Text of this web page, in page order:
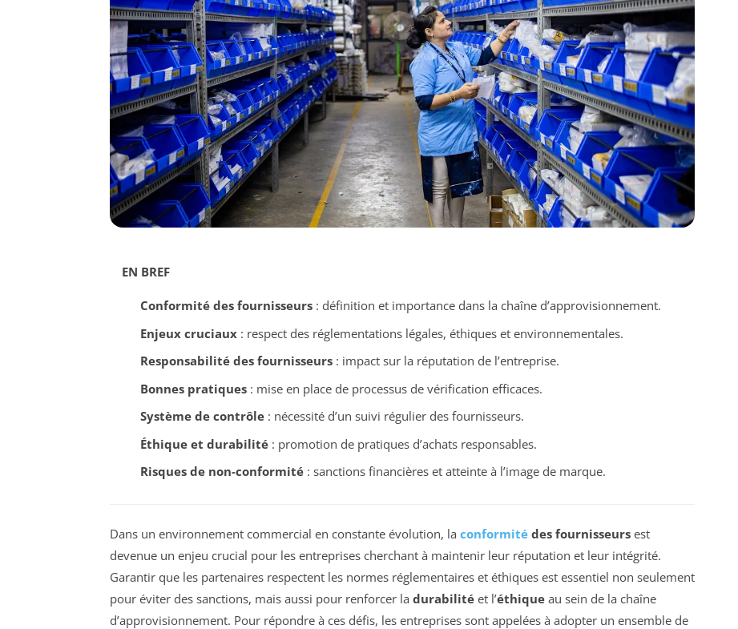
EN BREF
Conformité des fournisseurs: définition et importance dans la chaîne d’approvisionnement.
Enjeux cruciaux: respect des réglementations légales, éthiques et environnementales.
Responsabilité des fournisseurs: impact sur la réputation de l’entreprise.
Bonnes pratiques: mise en place de processus de vérification efficaces.
Système de contrôle: nécessité d’un suivi régulier des fournisseurs.
Éthique et durabilité: promotion de pratiques d’achats responsables.
Risques de non-conformité: sanctions financières et atteinte à l’image de marque.
Dans un environnement commercial en constante évolution, la conformité des fournisseurs est
devenue un enjeu crucial pour les entreprises cherchant à maintenir leur réputation et leur intégrité.
Garantir que les partenaires respectent les normes réglementaires et éthiques est essentiel non seulement
pour éviter des sanctions, mais aussi pour renforcer la durabilité et l’éthique au sein de la chaîne
d’approvisionnement. Pour répondre à ces défis, les entreprises sont appelées à adopter un ensemble de